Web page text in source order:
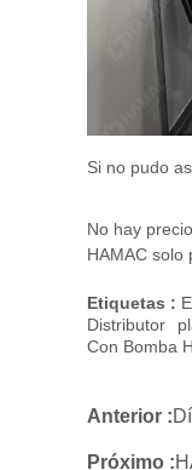
Si no pudo
No hay
HAMAC solo
Etiquetas :
Distributor
Con Bomba
Anterior :
Próximo :